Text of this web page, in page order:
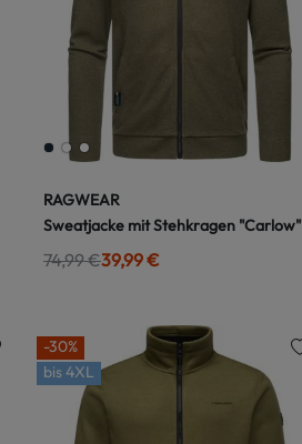
RAGWEAR
Sweatjacke mit Stehkragen "Carlow"
74,99 €39,99 €
-30%
bis4XL